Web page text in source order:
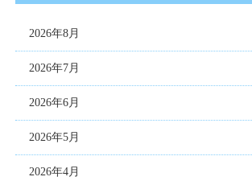
2026年8月
2026年7月
2026年6月
2026年5月
2026年4月